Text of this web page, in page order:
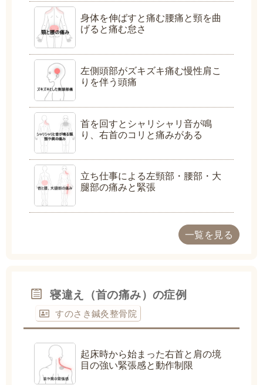
身体を伸ばすと痛む腰痛と頸を曲
げると痛む怠さ
左側頭部がズキズキ痛む慢性肩こ
りを伴う頭痛
首を回すとシャリシャリ音が鳴
り、右首のコリと痛みがある
立ち仕事による左頸部・腰部・大
腿部の痛みと緊張
一覧を見る
寝違え（首の痛み）の症例
すのさき鍼灸整骨院
起床時から始まった右首と肩の境
目の強い緊張感と動作制限